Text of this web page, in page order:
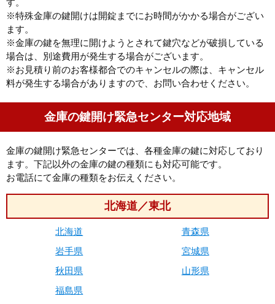
※特殊金庫の鍵開けは開錠までにお時間がかかる場合がござい
ます。
※金庫の鍵を無理に開けようとされて鍵穴などが破損している
場合は、別途費用が発生する場合がございます。
※お見積り前のお客様都合でのキャンセルの際は、キャンセル
料が発生する場合がありますので、お問い合わせください。
金庫の鍵開け緊急センター対応地域
金庫の鍵開け緊急センターでは、各種金庫の鍵に対応しており
ます。下記以外の金庫の鍵の種類にも対応可能です。
お電話にて金庫の種類をお伝えください。
北海道／東北
北海道
青森県
岩手県
宮城県
秋田県
山形県
福島県